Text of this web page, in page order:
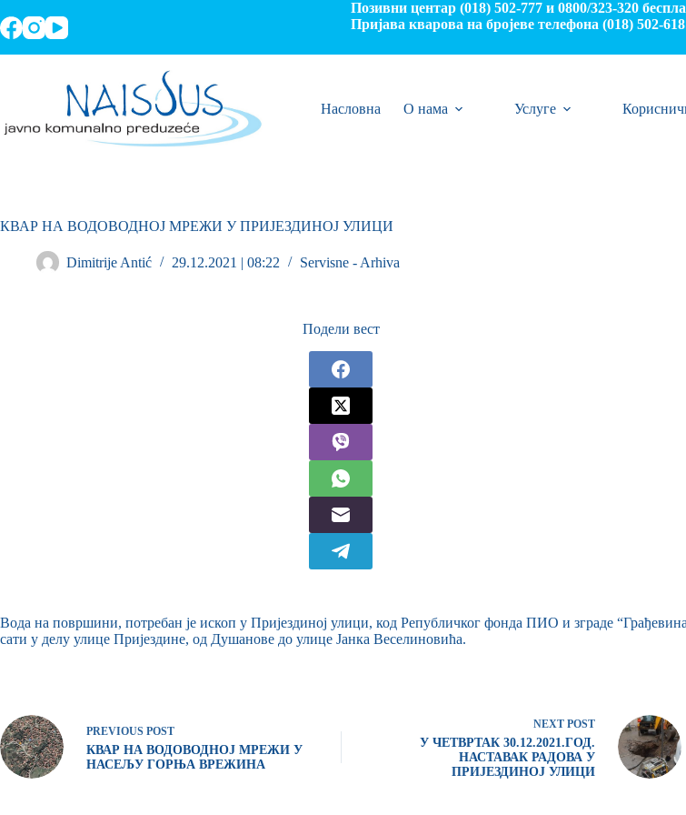
Позивни центар (018) 502-777 и 0800/323-320
Пријава кварова на бројеве телефона (018) 502-
Насловна О нама Услуге
КВАР НА ВОДОВОДНОЈ МРЕЖИ У ПРИЈЕЗДИНОЈ УЛИЦИ
Dimitrije Antić 29.12.2021 | 08:22 Servisne - Arhiva
Подели вест
Вода на површини, потребан је ископ у Пријездиној улици, код Републичког фонда ПИО и зграде
сати у делу улице Пријездине, од Душанове до улице Јанка Веселиновића.
PREVIOUS POST
КВАР НА ВОДОВОДНОЈ МРЕЖИ У
НАСЕЉУ ГОРЊА ВРЕЖИНА
NEXT POST
У ЧЕТВРТАК 30.12.2021.ГОД.
НАСТАВАК РАДОВА У
ПРИЈЕЗДИНОЈ УЛИЦИ